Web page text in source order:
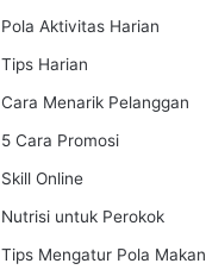
Pola Aktivitas Harian
Tips Harian
Cara Menarik Pelanggan
5 Cara Promosi
Skill Online
Nutrisi untuk Perokok
Tips Mengatur Pola Makan